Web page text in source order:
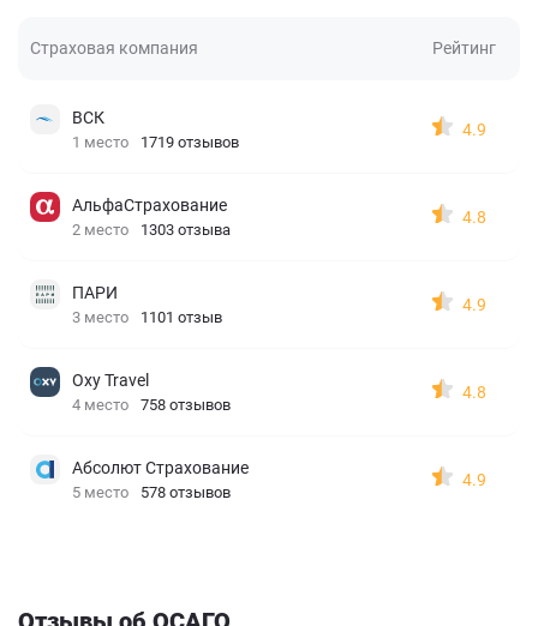
Страховая компания Рейтинг
ВСК
1 место 1719 отзывов
4.9
АльфаСтрахование
2 место 1303 отзыва
4.8
ПАРИ
3 место 1101 отзыв
4.9
Oxy Travel
4 место 758 отзывов
4.8
Абсолют Страхование
5 место 578 отзывов
4.9